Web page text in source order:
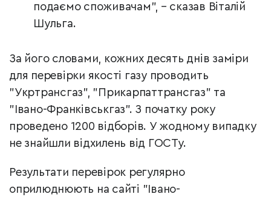
подаємо споживачам", – сказав Віталій
Шульга.
За його словами, кожних десять днів заміри
для перевірки якості газу проводить
"Укртрансгаз", "Прикарпаттрансгаз" та
"Івано-Франківськгаз". З початку року
проведено 1200 відборів. У жодному випадку
не знайшли відхилень від ГОСТу.
Результати перевірок регулярно
оприлюднюють на сайті "Івано-